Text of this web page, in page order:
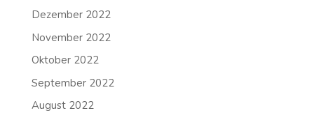
Dezember 2022
November 2022
Oktober 2022
September 2022
August 2022